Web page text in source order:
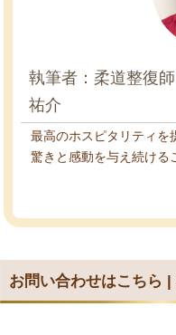
執筆者：柔道整復
祐介
最高のホスピタリティを
驚きと感動を与え続ける
お問い合わせはこちら